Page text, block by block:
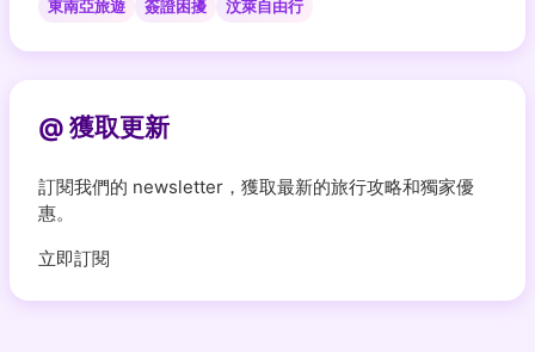
東南亞旅遊 簽證困擾 汶萊自由行
@ 獲取更新
訂閱我們的 newsletter，獲取最新的旅行攻略和獨家優
惠。
立即訂閱